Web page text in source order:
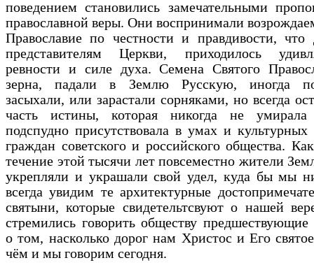
поведением становились замечательными
православной веры. Они воспринимали
Православие по честности и правдивости,
представителям Церкви, приходилось
ревности и силе духа. Семена Святого
зерна, падали в Землю Русскую, иногда
засыхали, или зарастали сорняками, но всегда
часть истины, которая никогда не
подспудно присутствовала в умах и культурных
граждан советского и российского общества.
течение этой тысячи лет повсеместно жители
укрепляли и украшали свой удел, куда бы мы
всегда увидим те архитектурные
святыни, которые свидетельтсвуют о нашей
стремились говорить обществу предшествующие
о том, насколько дорог нам Христос и Его
чём и мы говорим сегодня.